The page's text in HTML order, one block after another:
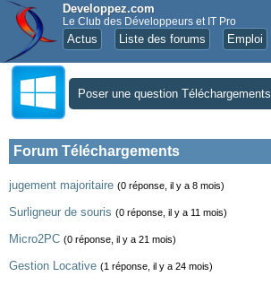
Developpez.com
Le Club des Développeurs et IT Pro
Actus Liste des forums Emploi
Poser une question Téléchargements
Forum Téléchargements
jugement majoritaire (0 réponse, il y a 8 mois)
Surligneur de souris (0 réponse, il y a 11 mois)
Micro2PC (0 réponse, il y a 21 mois)
Gestion Locative (1 réponse, il y a 24 mois)